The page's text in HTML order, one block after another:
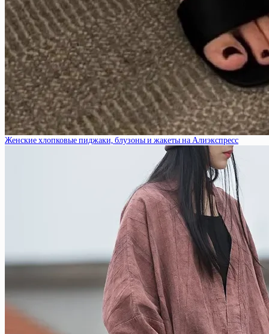
Женские хлопковые пиджаки, блузоны и жакеты на Алиэкспресс